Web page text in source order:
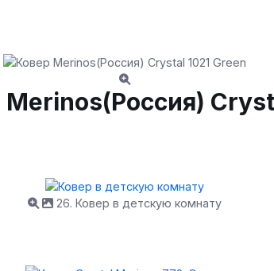
26. Ковер в детскую комнату